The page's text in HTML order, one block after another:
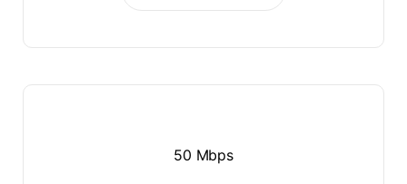
50 Mbps